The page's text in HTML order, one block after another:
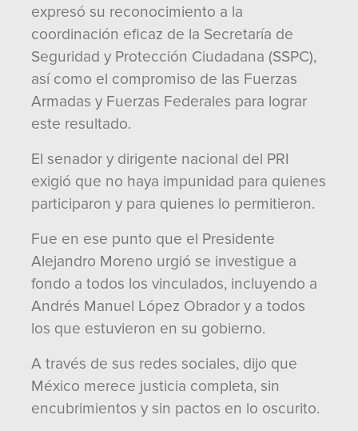
expresó su reconocimiento a la
coordinación eficaz de la Secretaría de
Seguridad y Protección Ciudadana (SSPC),
así como el compromiso de las Fuerzas
Armadas y Fuerzas Federales para lograr
este resultado.
El senador y dirigente nacional del PRI
exigió que no haya impunidad para quienes
participaron y para quienes lo permitieron.
Fue en ese punto que el Presidente
Alejandro Moreno urgió se investigue a
fondo a todos los vinculados, incluyendo a
Andrés Manuel López Obrador y a todos
los que estuvieron en su gobierno.
A través de sus redes sociales, dijo que
México merece justicia completa, sin
encubrimientos y sin pactos en lo oscurito.